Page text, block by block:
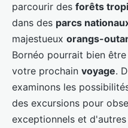
parcourir des forêts
dans des parcs
majestueux orangs-
Bornéo pourrait bien
votre prochain voyage.
examinons les
des excursions pour
exceptionnels et